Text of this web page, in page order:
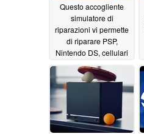
Questo accogliente
simulatore di
riparazioni vi permette
di riparare PSP,
Nintendo DS, cellulari
a conchiglia e
dispositivi tecnologici
retrò nell’Akihabara
06/20/2026